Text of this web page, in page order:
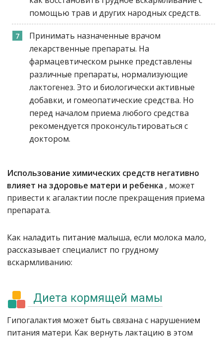
помощью трав и других народных средств.
Принимать назначенные врачом
лекарственные препараты. На
фармацевтическом рынке представлены
различные препараты, нормализующие
лактогенез. Это и биологически активные
добавки, и гомеопатические средства. Но
перед началом приема любого средства
рекомендуется проконсультироваться с
доктором.
Использование химических средств негативно
влияет на здоровье матери и ребенка , может
привести к агалактии после прекращения приема
препарата.
Как наладить питание малыша, если молока мало,
рассказывает специалист по грудному
вскармливанию:
Диета кормящей мамы
Гипогалактия может быть связана с нарушением
питания матери. Как вернуть лактацию в этом